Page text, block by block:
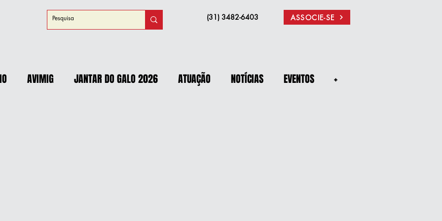
(31) 3482-6403 ASSOCIE-SE
AVIMIG JANTAR DO GALO 2026 ATUAÇÃO NOTÍCIAS EVENTOS +